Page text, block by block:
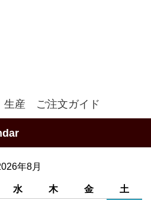
生産 ご注文ガイド
年8月
水 木 金 土